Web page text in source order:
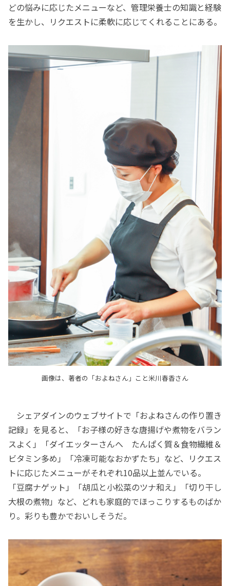
どの悩みに応じたメニューなど、管理栄養士の知識と経験
を生かし、リクエストに柔軟に応じてくれることにある。
画像は、著者の「およねさん」こと米川春香さん
シェアダインのウェブサイトで「およねさんの作り置き
記録」を見ると、「お子様の好きな唐揚げや煮物をバラン
スよく」「ダイエッターさんへ たんぱく質＆食物繊維＆
ビタミン多め」「冷凍可能なおかずたち」など、リクエス
トに応じたメニューがそれぞれ10品以上並んでいる。
「豆腐ナゲット」「胡瓜と小松菜のツナ和え」「切り干し
大根の煮物」など、どれも家庭的でほっこりするものばか
り。彩りも豊かでおいしそうだ。